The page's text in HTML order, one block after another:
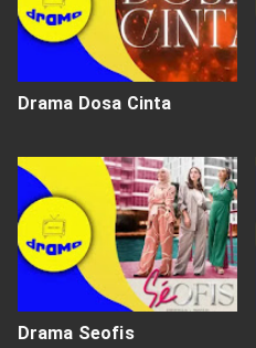
Drama Dosa Cinta
Drama Seofis